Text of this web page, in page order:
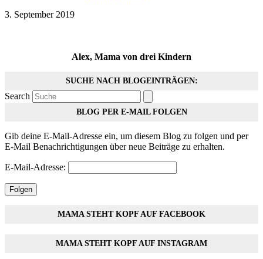
3. September 2019
Alex, Mama von drei Kindern
SUCHE NACH BLOGEINTRÄGEN:
Search
BLOG PER E-MAIL FOLGEN
Gib deine E-Mail-Adresse ein, um diesem Blog zu folgen und per
E-Mail Benachrichtigungen über neue Beiträge zu erhalten.
E-Mail-Adresse:
Folgen
MAMA STEHT KOPF AUF FACEBOOK
MAMA STEHT KOPF AUF INSTAGRAM